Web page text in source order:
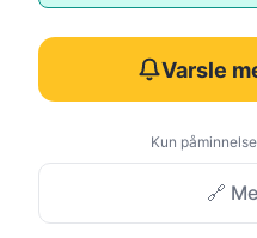
Varsle
Kun
🔗